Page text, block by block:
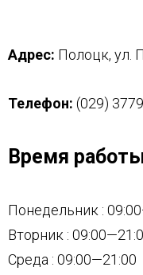
Адрес: Полоцк, ул.
Телефон: (029)
Время
Понедельник :
Вторник :
Среда : 09:00—21:00